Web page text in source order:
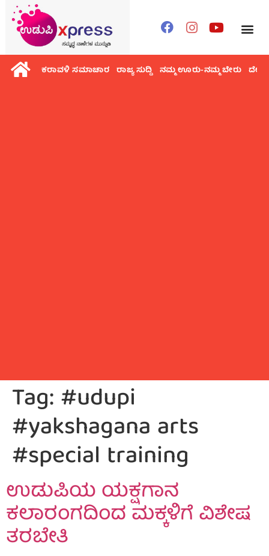
ಕರಾವಳಿ ಸಮಾಚಾರ ರಾಜ್ಯ ಸುದ್ದಿ ನಮ್ಮ ಊರು-ನಮ್ಮ ಬೇರು ದೇಶ
Tag:#udupi
#yakshagana arts
#special training
ಉಡುಪಿಯ ಯಕ್ಷಗಾನ
ಕಲಾರಂಗದಿಂದ ಮಕ್ಕಳಿಗೆ ವಿಶೇಷ
ತರಬೇತಿ